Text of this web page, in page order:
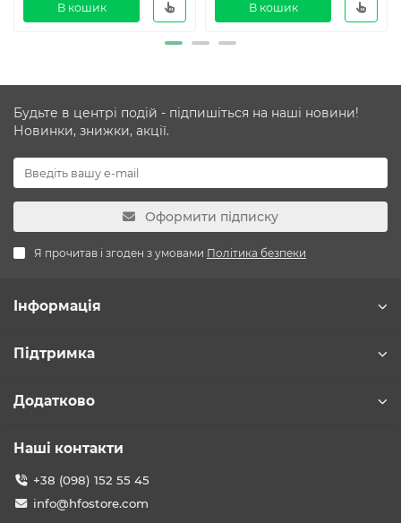
В кошик В кошик
Будьте в центрі подій - підпишіться на наші новини!
Новинки, знижки, акції.
Оформити підписку
Я прочитав і згоден з умовами Політика безпеки
Інформація
Підтримка
Додатково
Наші контакти
+38 (098) 152 55 45
info@hfostore.com